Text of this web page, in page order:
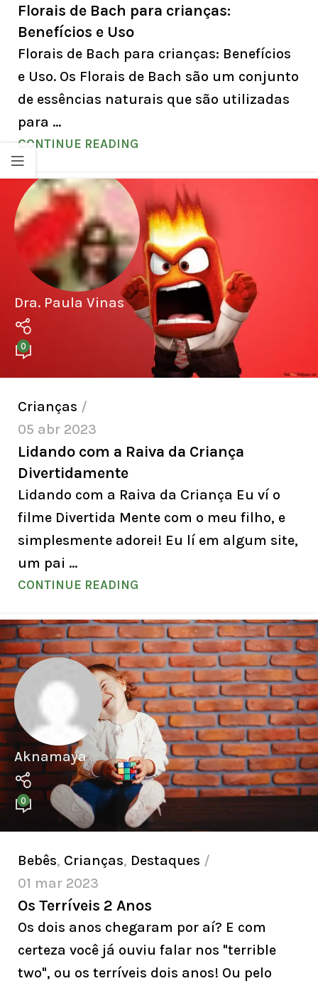
Florais de Bach para crianças:
Benefícios e Uso
Florais de Bach para crianças: Benefícios
e Uso. Os Florais de Bach são um conjunto
de essências naturais que são utilizadas
para ...
CONTINUE READING
Dra. Paula Vinas
0
Crianças
05 abr 2023
Lidando com a Raiva da Criança
Divertidamente
Lidando com a Raiva da Criança Eu ví o
filme Divertida Mente com o meu filho, e
simplesmente adorei! Eu lí em algum site,
um pai ...
CONTINUE READING
Aknamaya
0
Bebês, Crianças, Destaques
01 mar 2023
Os Terríveis 2 Anos
Os dois anos chegaram por aí? E com
certeza você já ouviu falar nos "terrible
two", ou os terríveis dois anos! Ou pelo